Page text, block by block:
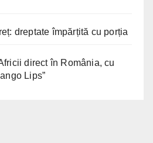
dreptate împărțită cu porția
direct în România, cu
Lips”